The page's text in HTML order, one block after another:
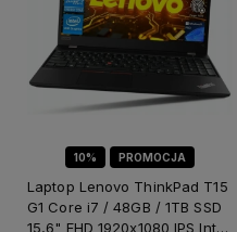
10% PROMOCJA
Laptop Lenovo ThinkPad T15
G1 Core i7 / 48GB / 1TB SSD
15,6" FHD 1920x1080 IPS Intel